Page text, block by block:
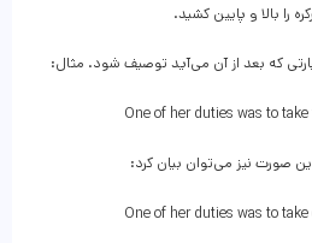
را بالا و پایین کشید.
که بعد از آن می‌آید توصیف شود. مثال:
One of her duties was to
این صورت نیز می‌توان بیان کرد:
One of her duties was to